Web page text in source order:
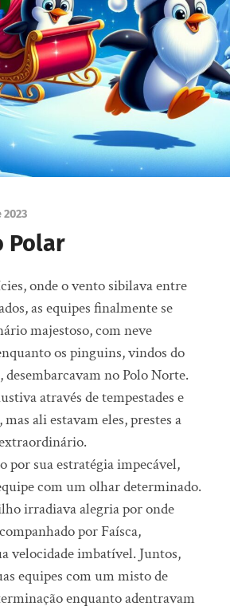
Polar
onde o vento sibilava entre
as equipes finalmente se
majestoso, com neve
os pinguins, vindos do
desembarcavam no Polo Norte.
através de tempestades e
ali estavam eles, prestes a
por sua estratégia impecável,
com um olhar determinado.
irradiava alegria por onde
por Faísca,
velocidade imbatível. Juntos,
equipes com um misto de
enquanto adentravam